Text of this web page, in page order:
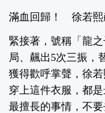
滿血回歸！ 徐若熙
緊接著，號稱「龍
局、飆出5次三振，
獲得歡呼掌聲，徐
穿上這件衣服，都
最擅長的事情，不要